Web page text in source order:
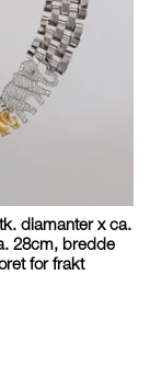
diamanter x ca.
28cm, bredde
for frakt